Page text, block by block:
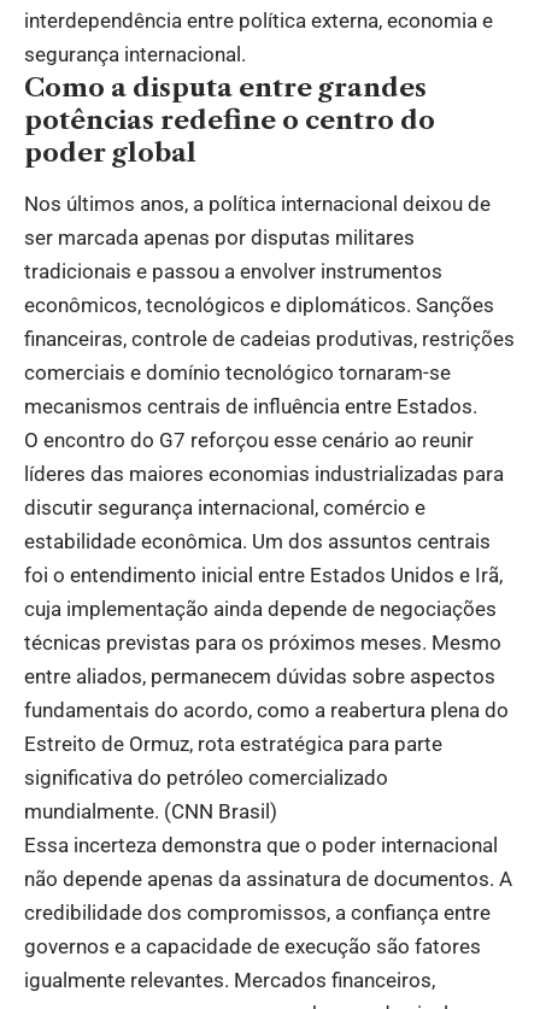
interdependência entre política externa, economia e
segurança internacional.
Como a disputa entre grandes
potências redefine o centro do
poder global
Nos últimos anos, a política internacional deixou de
ser marcada apenas por disputas militares
tradicionais e passou a envolver instrumentos
econômicos, tecnológicos e diplomáticos. Sanções
financeiras, controle de cadeias produtivas, restrições
comerciais e domínio tecnológico tornaram-se
mecanismos centrais de influência entre Estados.
O encontro do G7 reforçou esse cenário ao reunir
líderes das maiores economias industrializadas para
discutir segurança internacional, comércio e
estabilidade econômica. Um dos assuntos centrais
foi o entendimento inicial entre Estados Unidos e Irã,
cuja implementação ainda depende de negociações
técnicas previstas para os próximos meses. Mesmo
entre aliados, permanecem dúvidas sobre aspectos
fundamentais do acordo, como a reabertura plena do
Estreito de Ormuz, rota estratégica para parte
significativa do petróleo comercializado
mundialmente. (CNN Brasil)
Essa incerteza demonstra que o poder internacional
não depende apenas da assinatura de documentos. A
credibilidade dos compromissos, a confiança entre
governos e a capacidade de execução são fatores
igualmente relevantes. Mercados financeiros,